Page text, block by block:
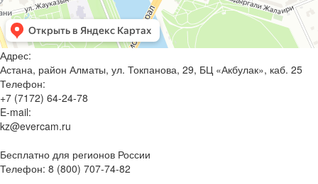
Адрес:
Астана, район Алматы, ул. Токпанова, 29, БЦ «Акбулак», каб. 25
Телефон:
+7 (7172) 64-24-78
E-mail:
kz@evercam.ru
Бесплатно для регионов России
Телефон: 8 (800) 707-74-82